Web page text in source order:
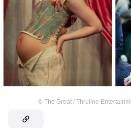
© The Great / Thruline